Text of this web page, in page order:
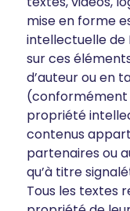
mise en forme
intellectuelle de
sur ces
d’auteur ou en
(conformément
propriété
contenus
partenaires ou
qu’à titre
Tous les textes